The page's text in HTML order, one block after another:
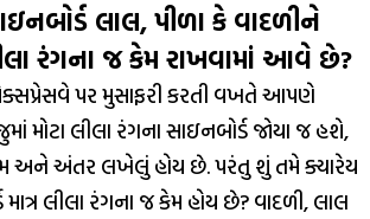
લાલ, પીળા કે વાદળીને
રંગના જ કેમ રાખવામાં આવે છે?
પર મુસાફરી કરતી વખતે આપણે
મોટા લીલા રંગના સાઇનબોર્ડ જોયા જ હશે,
અને અંતર લખેલું હોય છે. પરંતુ શું તમે ક્યારેય
માત્ર લીલા રંગના જ કેમ હોય છે? વાદળી, લાલ